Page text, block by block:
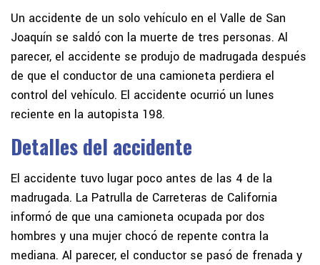
Un accidente de un solo vehículo en el Valle de San
Joaquín se saldó con la muerte de tres personas. Al
parecer, el accidente se produjo de madrugada después
de que el conductor de una camioneta perdiera el
control del vehículo. El accidente ocurrió un lunes
reciente en la autopista 198.
Detalles del accidente
El accidente tuvo lugar poco antes de las 4 de la
madrugada. La Patrulla de Carreteras de California
informó de que una camioneta ocupada por dos
hombres y una mujer chocó de repente contra la
mediana. Al parecer, el conductor se pasó de frenada y